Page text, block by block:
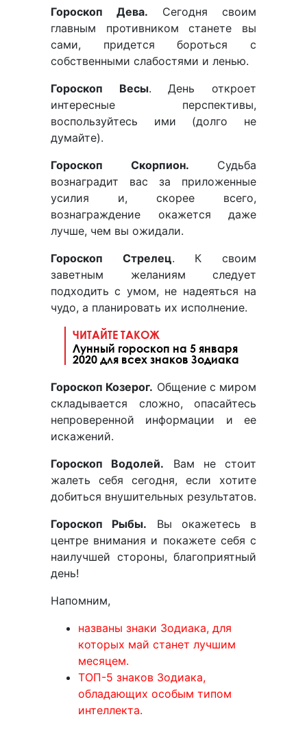
Гороскоп Дева. Сегодня своим
главным противником станете вы
сами, придется бороться с
собственными слабостями и ленью.
Гороскоп Весы. День откроет
интересные перспективы,
воспользуйтесь ими (долго не
думайте).
Гороскоп Скорпион. Судьба
вознаградит вас за приложенные
усилия и, скорее всего,
вознаграждение окажется даже
лучше, чем вы ожидали.
Гороскоп Стрелец. К своим
заветным желаниям следует
подходить с умом, не надеяться на
чудо, а планировать их исполнение.
ЧИТАЙТЕ ТАКОЖ
Лунный гороскоп на 5 января
2020 для всех знаков Зодиака
Гороскоп Козерог. Общение с миром
складывается сложно, опасайтесь
непроверенной информации и ее
искажений.
Гороскоп Водолей. Вам не стоит
жалеть себя сегодня, если хотите
добиться внушительных результатов.
Гороскоп Рыбы. Вы окажетесь в
центре внимания и покажете себя с
наилучшей стороны, благоприятный
день!
Напомним,
названы знаки Зодиака, для
которых май станет лучшим
месяцем.
ТОП-5 знаков Зодиака,
обладающих особым типом
интеллекта.